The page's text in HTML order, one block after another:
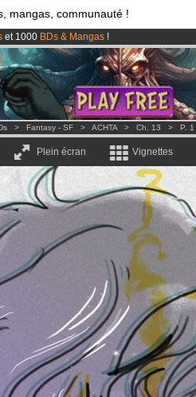
mangas, communauté !
et 1000 BDs & Mangas !
à partir de3.95 eurospar mois !Clique ici
désormais lancé
> Fantasy - SF > ACHTA > Ch. 13 > P. 1
Plein écran Vignettes